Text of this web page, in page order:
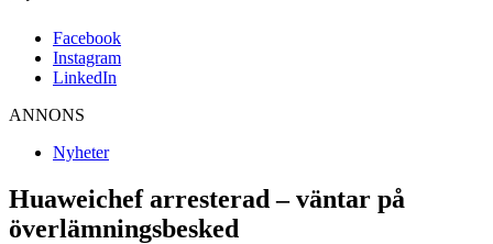
Facebook
Instagram
LinkedIn
ANNONS
Nyheter
Huaweichef arresterad – väntar på
överlämningsbesked